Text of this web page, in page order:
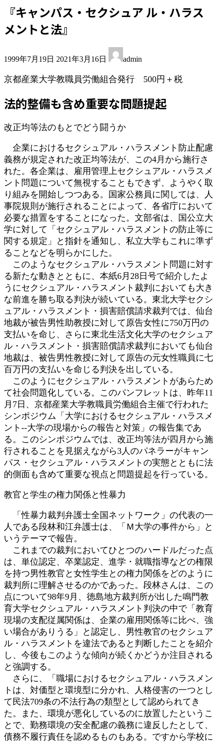
『キャンパス・セクシュア ル・ハラス
メントと法』
1999年7月19日 終
新
時
2021年3月16日 admin
京都産業大学教職員労働組合発行 500円＋税
法的整備も含め重要な問題提起
改正均等法のもとでどう闘うか
企業におけるセクシュアル・ハラスメント防止配慮
義務が規定された改正均等法が、この4月から施行さ
れた。各企業は、雇用管理上セクシュアル・ハラスメ
ント問題について無視することもできず、ようやく取
り組みを開始しつつある。国家公務員に関しては、人
事院規則が施行されることによって、各省庁において
必要な措置をすることになった。文部省は、国公立大
学に対して「セクシュアル・ハラスメントの防止等に
関する規定」と指針を通知し、私立大学もこれに準ず
ることなどを明らかにした。
このようなセクシュアル・ハラスメント問題に対す
る新たな動きとともに、本紙6月28日号で紹介したよ
うにセクシュアル・ハラスメント裁判においても大き
な前進を勝ち取る判決が続いている。東北大学セクシ
ュアル・ハラスメント・損害賠償請求裁判では、仙台
地裁が被告男性助教授に対して原告女性に750万円の
支払いを命じ、さらに東北生活文化大学のセクシュア
ル・ハラスメント・損害賠償請求裁判においても仙台
地裁は、被告男性教授に対して原告の元女性職員に七
百万円の支払いを命じる判決を出している。
このようにセクシュアル・ハラスメントがあらため
て社会問題化している。このパンフレットは、昨年11
月7日、京都産業大学教職員労働組合主催で行われた
シンポジウム「大学におけるセクシュアル・ハラスメ
ント--大学の現場からの報告と対策」の報告集であ
る。このシンポジウムでは、改正均等法が四月から施
行されることを見据えながら3人のパネラーがキャン
パス・セクシュアル・ハラスメントの実態とともに法
的側面も含めて重要な視点と問題提起を行っている。
教官と学生の権力関係と性暴力
「性暴力裁判弁護士全国ネットワーク」の代表の一
人である段林和江弁護士は、「Ｍ大学の事件から」と
いうテーマで報告。
これまでの裁判においてひとつのハードルだった点
は、単位認定、卒業認定、進学・就職指導などの権限
を持つ男性教官と女性学生との権力関係をどのように
裁判所に理解させるのかであった。段林さんは、この
点について98年9月、徳島地方裁判所が出した鳴門教
育大学セクシュアル・ハラスメント判決の中で「教育
現場の支配従属関係は、企業の雇用関係等に比べ、強
い場合がありうる」と認定し、男性教官のセクシュア
ル・ハラスメントを違法であると判断したことを紹介
し、今後もこのような傾向が続くかどうか注目される
と強調する。
さらに、「職場におけるセクシュアル・ハラスメン
トは、対価型と環境型に分かれ、人格侵害の一つとし
て民法709条の不法行為の類型として認められてき
た。また、環境が悪化しているのに放置したというこ
とで、勤務環境の安全配慮の義務に違反したとして、
債務不履行責任を認めるものもある。ですから学校に